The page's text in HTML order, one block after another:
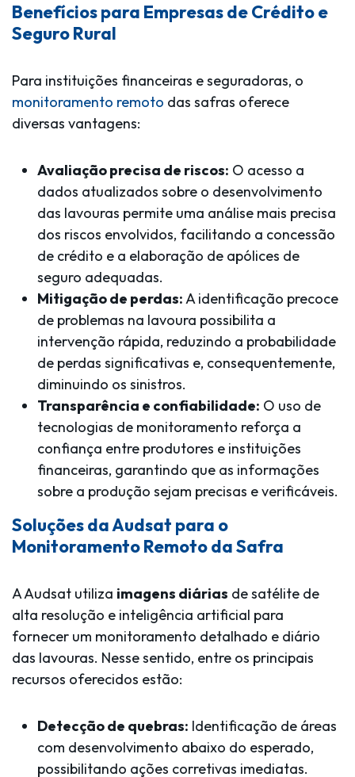
Benefícios para Empresas de Crédito e
Seguro Rural
Para instituições financeiras e seguradoras, o
monitoramento remoto das safras oferece
diversas vantagens:
Avaliação precisa de riscos: O acesso a
dados atualizados sobre o desenvolvimento
das lavouras permite uma análise mais precisa
dos riscos envolvidos, facilitando a concessão
de crédito e a elaboração de apólices de
seguro adequadas.
Mitigação de perdas:A identificação precoce
de problemas na lavoura possibilita a
intervenção rápida, reduzindo a probabilidade
de perdas significativas e, consequentemente,
diminuindo os sinistros.
Transparência e confiabilidade: O uso de
tecnologias de monitoramento reforça a
confiança entre produtores e instituições
financeiras, garantindo que as informações
sobre a produção sejam precisas e verificáveis.
Soluções da Audsat para o
Monitoramento Remoto da Safra
A Audsat utiliza imagens diárias de satélite de
alta resolução e inteligência artificial para
fornecer um monitoramento detalhado e diário
das lavouras. Nesse sentido, entre os principais
recursos oferecidos estão:
Detecção de quebras: Identificação de áreas
com desenvolvimento abaixo do esperado,
possibilitando ações corretivas imediatas.